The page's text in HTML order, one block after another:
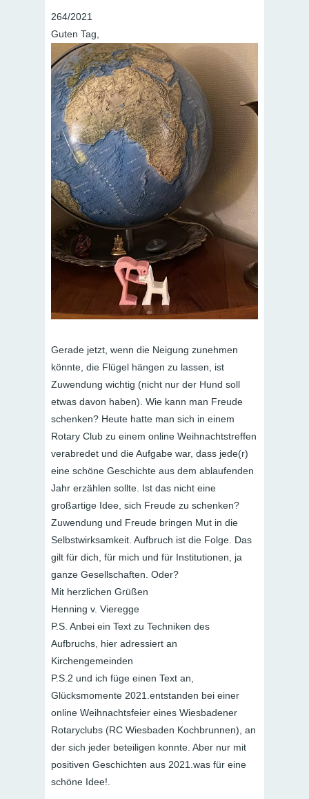
264/2021
Guten Tag,
Gerade jetzt, wenn die Neigung zunehmen
könnte, die Flügel hängen zu lassen, ist
Zuwendung wichtig (nicht nur der Hund soll
etwas davon haben). Wie kann man Freude
schenken? Heute hatte man sich in einem
Rotary Club zu einem online Weihnachtstreffen
verabredet und die Aufgabe war, dass jede(r)
eine schöne Geschichte aus dem ablaufenden
Jahr erzählen sollte. Ist das nicht eine
großartige Idee, sich Freude zu schenken?
Zuwendung und Freude bringen Mut in die
Selbstwirksamkeit. Aufbruch ist die Folge. Das
gilt für dich, für mich und für Institutionen, ja
ganze Gesellschaften. Oder?
Mit herzlichen Grüßen
Henning v. Vieregge
P.S. Anbei ein Text zu Techniken des
Aufbruchs, hier adressiert an
Kirchengemeinden
P.S.2 und ich füge einen Text an,
Glücksmomente 2021.entstanden bei einer
online Weihnachtsfeier eines Wiesbadener
Rotaryclubs (RC Wiesbaden Kochbrunnen), an
der sich jeder beteiligen konnte. Aber nur mit
positiven Geschichten aus 2021.was für eine
schöne Idee!.